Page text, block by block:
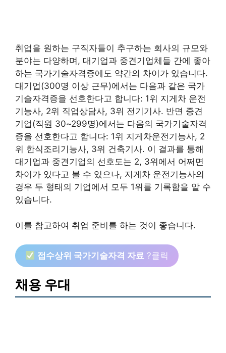
취업을 원하는 구직자들이 추구하는 회사의 규모와
분야는 다양하며, 대기업과 중견기업체들 간에 좋아
하는 국가기술자격증에도 약간의 차이가 있습니다.
대기업(300명 이상 근무)에서는 다음과 같은 국가
기술자격증을 선호한다고 합니다: 1위 지게차 운전
기능사, 2위 직업상담사, 3위 전기기사. 반면 중견
기업(직원 30~299명)에서는 다음의 국가기술자격
증을 선호한다고 합니다: 1위 지게차운전기능사, 2
위 한식조리기능사, 3위 건축기사. 이 결과를 통해
대기업과 중견기업의 선호도는 2, 3위에서 어쩌면
차이가 있다고 볼 수 있으나, 지게차 운전기능사의
경우 두 형태의 기업에서 모두 1위를 기록함을 알 수
있습니다.
이를 참고하여 취업 준비를 하는 것이 좋습니다.
접수상위 국가기술자격 자료 ?클릭
채용 우대